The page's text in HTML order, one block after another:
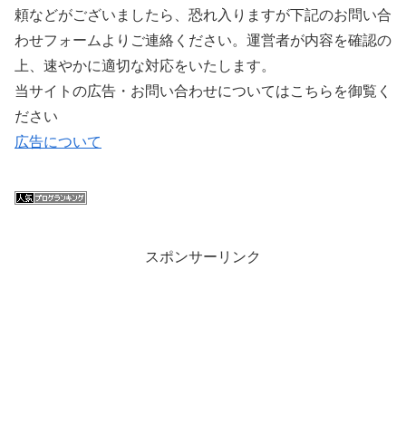
頼などがございましたら、恐れ入りますが下記のお問い合
わせフォームよりご連絡ください。運営者が内容を確認の
上、速やかに適切な対応をいたします。
当サイトの広告・お問い合わせについてはこちらを御覧く
ださい
広告について
スポンサーリンク